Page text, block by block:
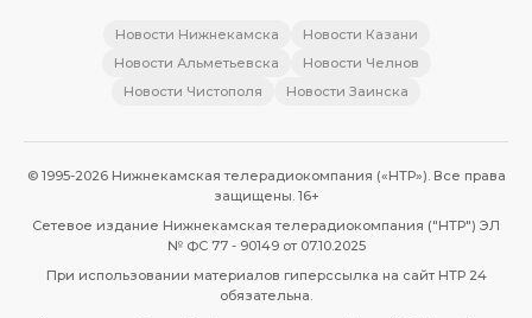
Новости Нижнекамска
Новости Казани
Новости Альметьевска
Новости Челнов
Новости Чистополя
Новости Заинска
© 1995-2026 Нижнекамская телерадиокомпания («НТР»). Все права
защищены. 16+
Сетевое издание Нижнекамская телерадиокомпания ("НТР") ЭЛ
№ ФС 77 - 90149 от 07.10.2025
При использовании материалов гиперссылка на сайт НТР 24
обязательна.